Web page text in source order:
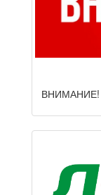
ВНИМАНИЕ!